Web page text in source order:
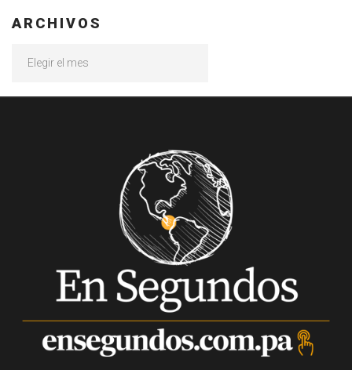
ARCHIVOS